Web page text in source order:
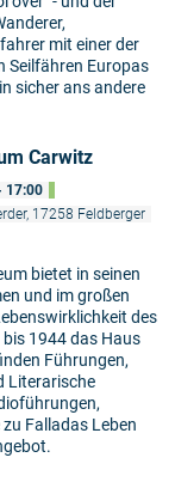
mit einer der
Seilfähren Europas
sicher ans andere
Carwitz
17:00
17258 Feldberger
bietet in seinen
und im großen
des
1944 das Haus
Führungen,
Literarische
Falladas Leben